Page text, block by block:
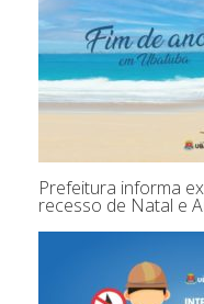
Prefeitura informa
recesso de Natal e